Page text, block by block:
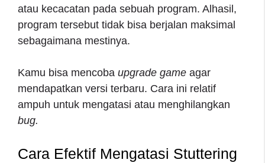
atau kecacatan pada sebuah program. Alhasil,
program tersebut tidak bisa berjalan maksimal
sebagaimana mestinya.
Kamu bisa mencoba upgrade game agar
mendapatkan versi terbaru. Cara ini relatif
ampuh untuk mengatasi atau menghilangkan
bug.
Cara Efektif Mengatasi Stuttering